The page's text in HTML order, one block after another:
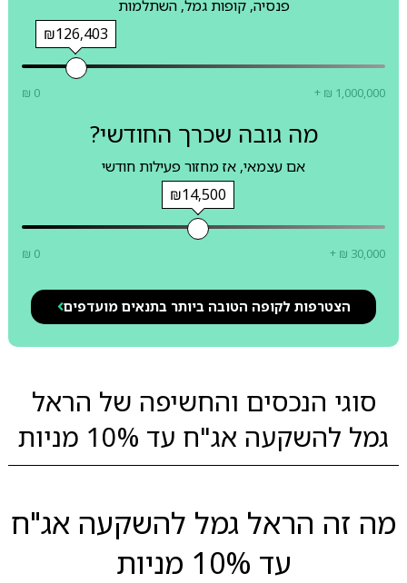
פנסיה, קופות גמל, השתלמות
₪126,403
₪ 0 + ₪ 1,000,000
מה גובה שכרך החודשי?
אם עצמאי, אז מחזור פעילות חודשי
₪14,500
₪ 0 + ₪ 30,000
הצטרפות לקופה הטובה ביותר בתנאים מועדפים
סוגי הנכסים והחשיפה של הראל
גמל להשקעה אג"ח עד 10% מניות
מה זה הראל גמל להשקעה אג"ח
עד 10% מניות